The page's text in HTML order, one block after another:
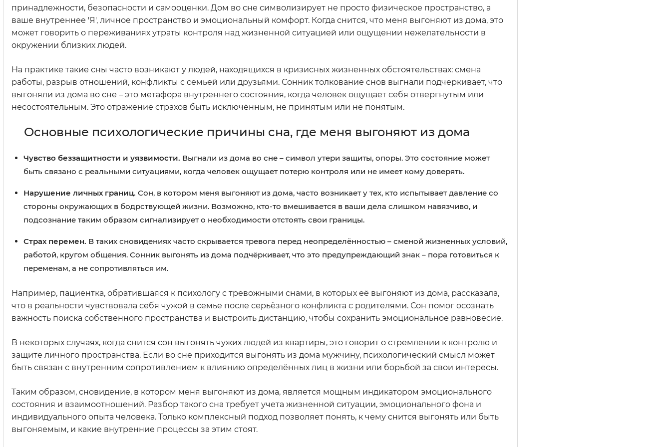
принадлежности, безопасности и самооценки. Дом во сне символизирует не просто физическое пространство, а
ваше внутреннее 'Я', личное пространство и эмоциональный комфорт. Когда снится, что меня выгоняют из дома, это
может говорить о переживаниях утраты контроля над жизненной ситуацией или ощущении нежелательности в
окружении близких людей.
На практике такие сны часто возникают у людей, находящихся в кризисных жизненных обстоятельствах: смена
работы, разрыв отношений, конфликты с семьей или друзьями. Сонник толкование снов выгнали подчеркивает, что
выгоняли из дома во сне – это метафора внутреннего состояния, когда человек ощущает себя отвергнутым или
несостоятельным. Это отражение страхов быть исключённым, не принятым или не понятым.
Основные психологические причины сна, где меня выгоняют из дома
Чувство беззащитности и уязвимости. Выгнали из дома во сне – символ утери защиты, опоры. Это состояние может
быть связано с реальными ситуациями, когда человек ощущает потерю контроля или не имеет кому доверять.
Нарушение личных границ. Сон, в котором меня выгоняют из дома, часто возникает у тех, кто испытывает давление со
стороны окружающих в бодрствующей жизни. Возможно, кто-то вмешивается в ваши дела слишком навязчиво, и
подсознание таким образом сигнализирует о необходимости отстоять свои границы.
Страх перемен. В таких сновидениях часто скрывается тревога перед неопределённостью – сменой жизненных условий,
работой, кругом общения. Сонник выгонять из дома подчёркивает, что это предупреждающий знак – пора готовиться к
переменам, а не сопротивляться им.
Например, пациентка, обратившаяся к психологу с тревожными снами, в которых её выгоняют из дома, рассказала,
что в реальности чувствовала себя чужой в семье после серьёзного конфликта с родителями. Сон помог осознать
важность поиска собственного пространства и выстроить дистанцию, чтобы сохранить эмоциональное равновесие.
В некоторых случаях, когда снится сон выгонять чужих людей из квартиры, это говорит о стремлении к контролю и
защите личного пространства. Если во сне приходится выгонять из дома мужчину, психологический смысл может
быть связан с внутренним сопротивлением к влиянию определённых лиц в жизни или борьбой за свои интересы.
Таким образом, сновидение, в котором меня выгоняют из дома, является мощным индикатором эмоционального
состояния и взаимоотношений. Разбор такого сна требует учета жизненной ситуации, эмоционального фона и
индивидуального опыта человека. Только комплексный подход позволяет понять, к чему снится выгонять или быть
выгоняемым, и какие внутренние процессы за этим стоят.